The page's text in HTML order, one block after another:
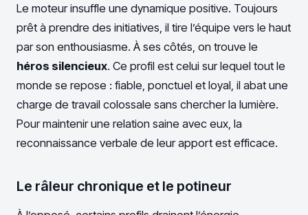
Le moteur insuffle une dynamique positive. Toujours
prêt à prendre des initiatives, il tire l’équipe vers le haut
par son enthousiasme. À ses côtés, on trouve le
héros silencieux. Ce profil est celui sur lequel tout le
monde se repose : fiable, ponctuel et loyal, il abat une
charge de travail colossale sans chercher la lumière.
Pour maintenir une relation saine avec eux, la
reconnaissance verbale de leur apport est efficace.
Le râleur chronique et le potineur